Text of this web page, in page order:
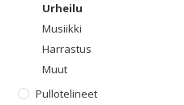
Urheilu
Musiikki
Harrastus
Muut
Pullotelineet